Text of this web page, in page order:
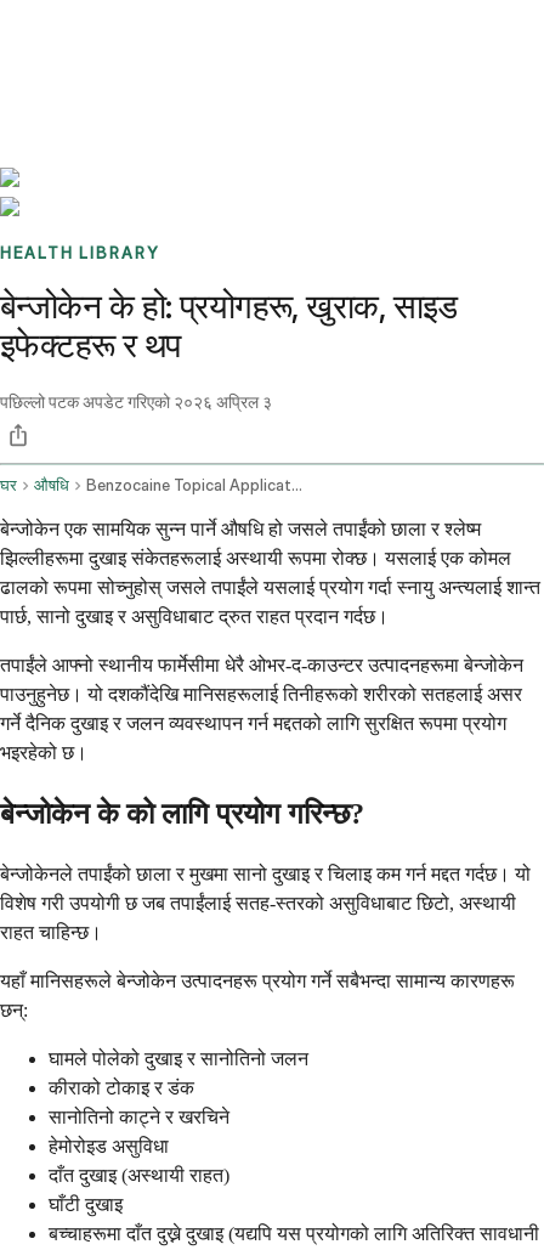
HEALTH LIBRARY
बेन्जोकेन के हो: प्रयोगहरू, खुराक, साइड
इफेक्टहरू र थप
पछिल्लो पटक अपडेट गरिएको २०२६ अप्रिल ३
घर औषधि Benzocaine Topical Application Route
बेन्जोकेन एक सामयिक सुन्न पार्ने औषधि हो जसले तपाईंको छाला र श्लेष्म
झिल्लीहरूमा दुखाइ संकेतहरूलाई अस्थायी रूपमा रोक्छ। यसलाई एक कोमल
ढालको रूपमा सोच्नुहोस् जसले तपाईंले यसलाई प्रयोग गर्दा स्नायु अन्त्यलाई शान्त
पार्छ, सानो दुखाइ र असुविधाबाट द्रुत राहत प्रदान गर्दछ।
तपाईंले आफ्नो स्थानीय फार्मेसीमा धेरै ओभर-द-काउन्टर उत्पादनहरूमा बेन्जोकेन
पाउनुहुनेछ। यो दशकौंदेखि मानिसहरूलाई तिनीहरूको शरीरको सतहलाई असर
गर्ने दैनिक दुखाइ र जलन व्यवस्थापन गर्न मद्दतको लागि सुरक्षित रूपमा प्रयोग
भइरहेको छ।
बेन्जोकेन के को लागि प्रयोग गरिन्छ?
बेन्जोकेनले तपाईंको छाला र मुखमा सानो दुखाइ र चिलाइ कम गर्न मद्दत गर्दछ। यो
विशेष गरी उपयोगी छ जब तपाईंलाई सतह-स्तरको असुविधाबाट छिटो, अस्थायी
राहत चाहिन्छ।
यहाँ मानिसहरूले बेन्जोकेन उत्पादनहरू प्रयोग गर्ने सबैभन्दा सामान्य कारणहरू
छन्:
घामले पोलेको दुखाइ र सानोतिनो जलन
कीराको टोकाइ र डंक
सानोतिनो काट्ने र खरचिने
हेमोरोइड असुविधा
दाँत दुखाइ (अस्थायी राहत)
घाँटी दुखाइ
बच्चाहरूमा दाँत दुख्ने दुखाइ (यद्यपि यस प्रयोगको लागि अतिरिक्त सावधानी